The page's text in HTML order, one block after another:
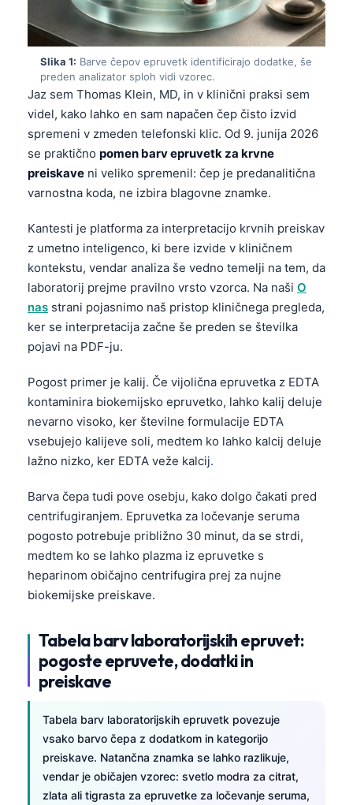
Slika 1: Barve čepov epruvetk identificirajo dodatke, še
preden analizator sploh vidi vzorec.
Jaz sem Thomas Klein, MD, in v klinični praksi sem
videl, kako lahko en sam napačen čep čisto izvid
spremeni v zmeden telefonski klic. Od 9. junija 2026
se praktično pomen barv epruvetk za krvne
preiskave ni veliko spremenil: čep je predanalitična
varnostna koda, ne izbira blagovne znamke.
Kantesti je platforma za interpretacijo krvnih preiskav
z umetno inteligenco, ki bere izvide v kliničnem
kontekstu, vendar analiza še vedno temelji na tem, da
laboratorij prejme pravilno vrsto vzorca. Na naši O
nas strani pojasnimo naš pristop kliničnega pregleda,
ker se interpretacija začne še preden se številka
pojavi na PDF-ju.
Pogost primer je kalij. Če vijolična epruvetka z EDTA
kontaminira biokemijsko epruvetko, lahko kalij deluje
nevarno visoko, ker številne formulacije EDTA
vsebujejo kalijeve soli, medtem ko lahko kalcij deluje
lažno nizko, ker EDTA veže kalcij.
Barva čepa tudi pove osebju, kako dolgo čakati pred
centrifugiranjem. Epruvetka za ločevanje seruma
pogosto potrebuje približno 30 minut, da se strdi,
medtem ko se lahko plazma iz epruvetke s
heparinom običajno centrifugira prej za nujne
biokemijske preiskave.
Tabela barv laboratorijskih epruvet:
pogoste epruvete, dodatki in
preiskave
Tabela barv laboratorijskih epruvetk povezuje
vsako barvo čepa z dodatkom in kategorijo
preiskave. Natančna znamka se lahko razlikuje,
vendar je običajen vzorec: svetlo modra za citrat,
zlata ali tigrasta za epruvetke za ločevanje seruma,